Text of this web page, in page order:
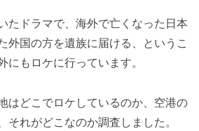
たドラマで、海外で亡くなった日本
外国の方を遺族に届ける、というこ
にもロケに行っています。
はどこでロケしているのか、空港の
それがどこなのか調査しました。